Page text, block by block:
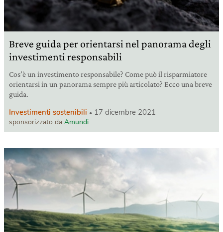
Breve guida per orientarsi nel panorama degli
investimenti responsabili
Cos’è un investimento responsabile? Come può il risparmiatore
orientarsi in un panorama sempre più articolato? Ecco una breve
guida.
Investimenti sostenibili 17 dicembre 2021
sponsorizzato da Amundi